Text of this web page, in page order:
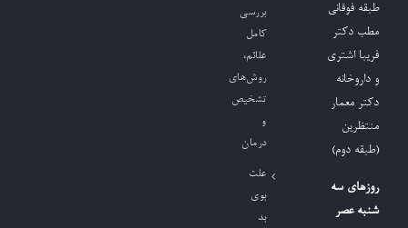
طبقه فوقانی
مطب دکتر
فریبا اشتری
و داروخانه
دکتر معمار
منتظرین
(طبقه دوم)
روزهای سه
شنبه عصر
بررسی
کامل
علائم،
روش‌های
تشخیص
و
درمان
علت
بوی
بد